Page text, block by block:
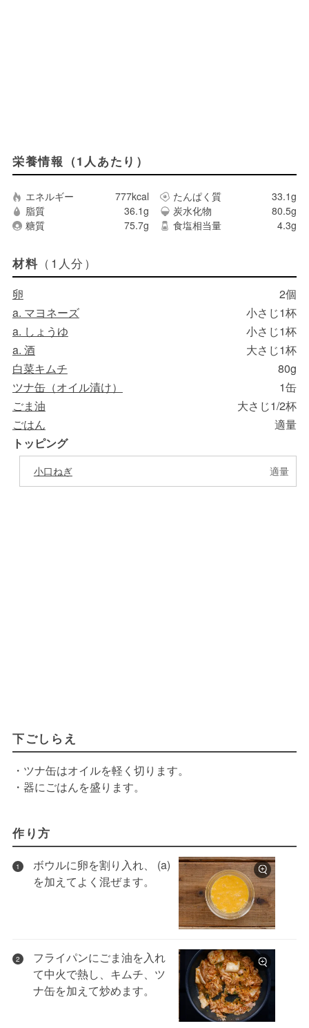
栄養情報（1人あたり）
エネルギー 777kcal たんぱく質
33.1g
脂質
36.1g 炭水化物
80.5g
糖質
75.7g 食塩相当量 4.3g
材料 （1人分）
卵
2個
a. マヨネーズ
小さじ1杯
a. しょうゆ
小さじ1杯
a. 酒
大さじ1杯
白菜キムチ
80g
ツナ缶（オイル漬け）
1缶
ごま油
大さじ1/2杯
ごはん
適量
トッピング
小口ねぎ 適量
下ごしらえ
・ツナ缶はオイルを軽く切ります。
・器にごはんを盛ります。
作り方
1
ボウルに卵を割り入れ、 (a)
を加えてよく混ぜます。
2
フライパンにごま油を入れ
て中火で熱し、キムチ、ツ
ナ缶を加えて炒めます。